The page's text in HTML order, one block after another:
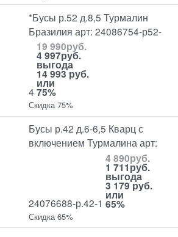
*Бусы р.52 д.8,5 Турмалин
Бразилия арт: 24086754-р52-
4
19 990руб.
4 997руб.
выгода
14 993 руб.
или
75%
Скидка 75%
Бусы р.42 д.6-6,5 Кварц с
включением Турмалина арт:
24076688-р.42-1
4 890руб.
1 711руб.
выгода
3 179 руб.
или
65%
Скидка 65%